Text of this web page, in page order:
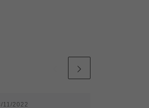
11/2022